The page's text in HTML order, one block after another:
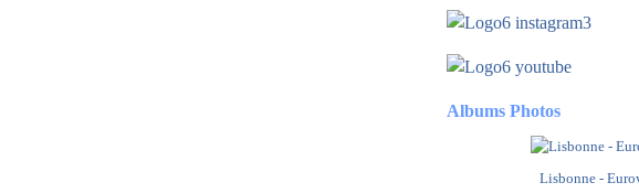
Albums Photos
Lisbonne -